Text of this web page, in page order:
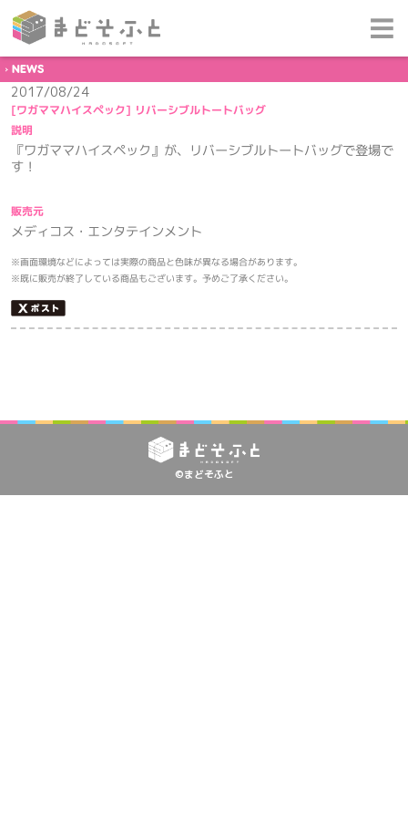
NEWS
2017/08/24
[ワガママハイスペック] リバーシブルトートバッグ
説明
『ワガママハイスペック』が、リバーシブルトートバッグで登場で
す！
販売元
メディコス・エンタテインメント
※画面環境などによっては実際の商品と色味が異なる場合があります。
※既に販売が終了している商品もございます。予めご了承ください。
©まどそふと